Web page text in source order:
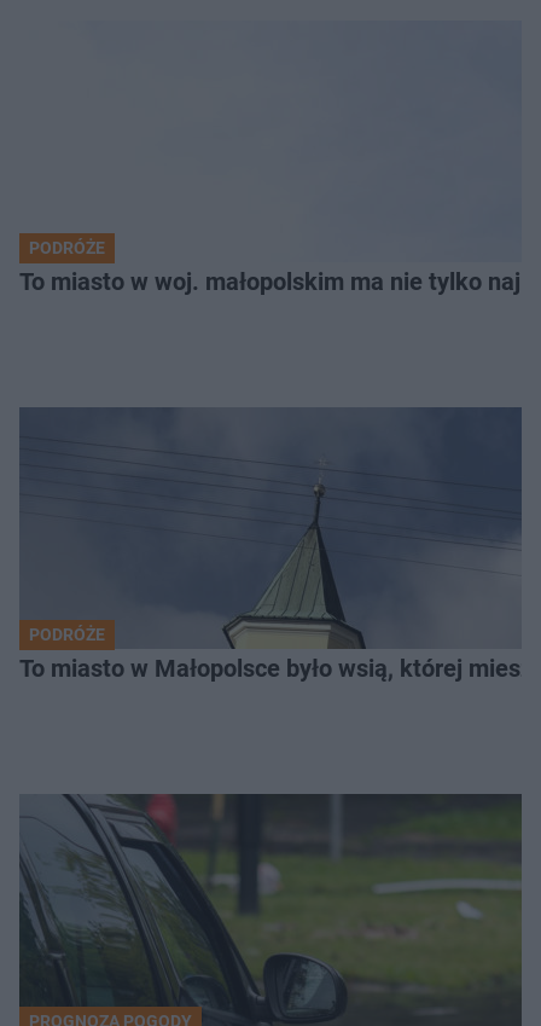
PODRÓŻE
To miasto w woj. małopolskim ma nie tylko
PODRÓŻE
To miasto w Małopolsce było wsią, której
PROGNOZA POGODY